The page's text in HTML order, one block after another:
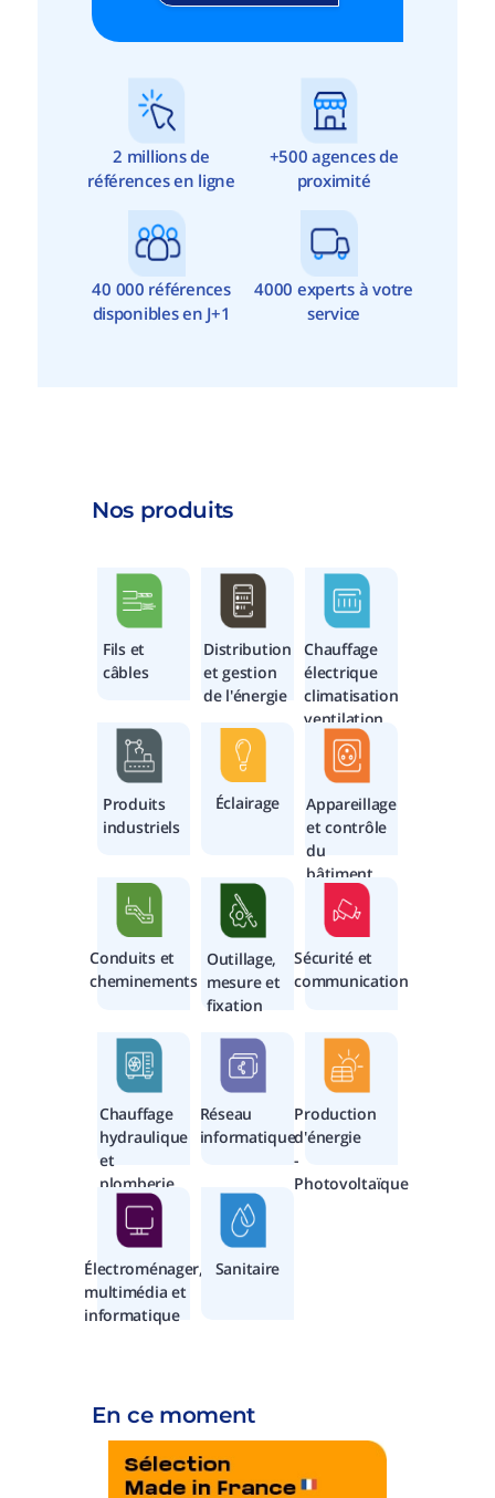
2 millions de
références en ligne
+500 agences de
proximité
40 000 références
disponibles en J+1
4000 experts à votre
service
Nos produits
Fils et
câbles
Distribution
et gestion
de l'énergie
Chauffage
électrique
climatisation
ventilation
Produits
industriels
Éclairage
Appareillage
et contrôle
du
bâtiment
Conduits et
cheminements
Outillage,
mesure et
fixation
Sécurité et
communication
Chauffage
hydraulique
et
plomberie
Réseau
informatique
Production
d'énergie
-
Photovoltaïque
Électroménager,
multimédia et
informatique
Sanitaire
En ce moment